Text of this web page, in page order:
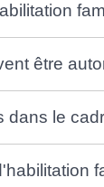
être
dans le